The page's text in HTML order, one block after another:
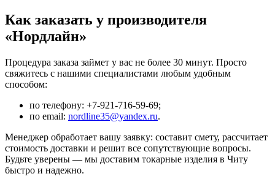
Как заказать у производителя
«Нордлайн»
Процедура заказа займет у вас не более 30 минут. Просто
свяжитесь с нашими специалистами любым удобным
способом:
по телефону: +7-921-716-59-69;
по email: nordline35@yandex.ru.
Менеджер обработает вашу заявку: составит смету, рассчитает
стоимость доставки и решит все сопутствующие вопросы.
Будьте уверены — мы доставим токарные изделия в Читу
быстро и надежно.